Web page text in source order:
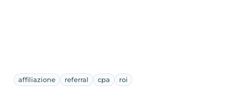
affiliazione referral cpa roi